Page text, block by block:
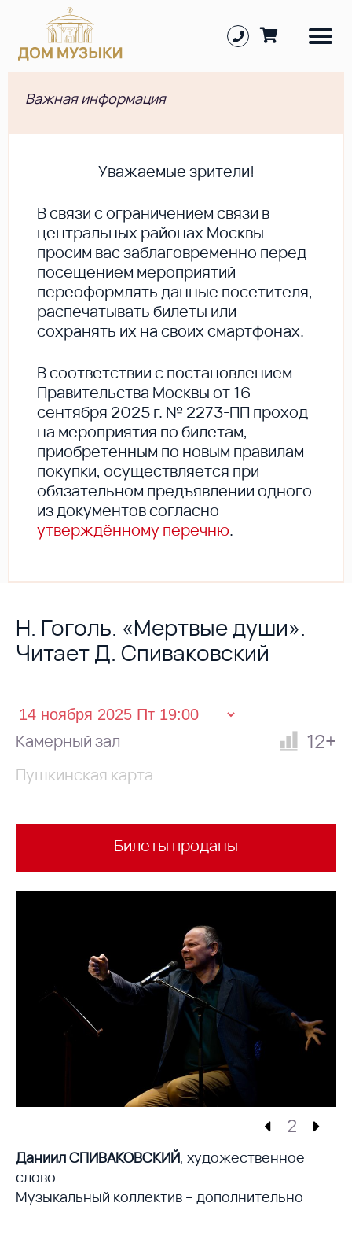
Важная информация
Уважаемые зрители!
В cвязи с ограничением связи в
центральных районах Москвы
просим вас заблаговременно перед
посещением мероприятий
переоформлять данные посетителя,
распечатывать билеты или
сохранять их на своих смартфонах.
В соответствии с постановлением
Правительства Москвы от 16
сентября 2025 г. № 2273-ПП проход
на мероприятия по билетам,
приобретенным по новым правилам
покупки, осуществляется при
обязательном предъявлении одного
из документов согласно
утверждённому перечню.
Н. Гоголь. «Мертвые души».
Читает Д. Спиваковский
Камерный зал 12+
Пушкинская карта
Билеты проданы
2
Даниил СПИВАКОВСКИЙ, художественное
слово
Музыкальный коллектив – дополнительно